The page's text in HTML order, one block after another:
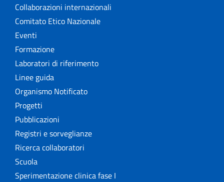
Collaborazioni internazionali
Comitato Etico Nazionale
Eventi
Formazione
Laboratori di riferimento
Linee guida
Organismo Notificato
Progetti
Pubblicazioni
Registri e sorveglianze
Ricerca collaboratori
Scuola
Sperimentazione clinica fase I